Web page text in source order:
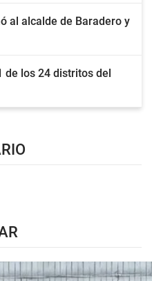
al alcalde de Baradero y
de los 24 distritos del